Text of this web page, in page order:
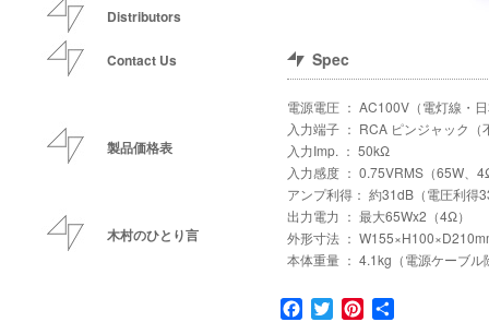
Spec
電源電圧 ： AC100V（電灯線・
入力端子 ： RCA ピンジャック（
入力Imp. ： 50kΩ
入力感度 ： 0.75VRMS（65W、
アンプ利得： 約31dB（電圧利得
出力電力 ： 最大65Wx2（4Ω）
外形寸法 ：
本体重量 ： 4.1kg（電源ケーブル
Facebook
TwitterPinterest
共
Distributors
Contact Us
製品価格表
木村のひとり言